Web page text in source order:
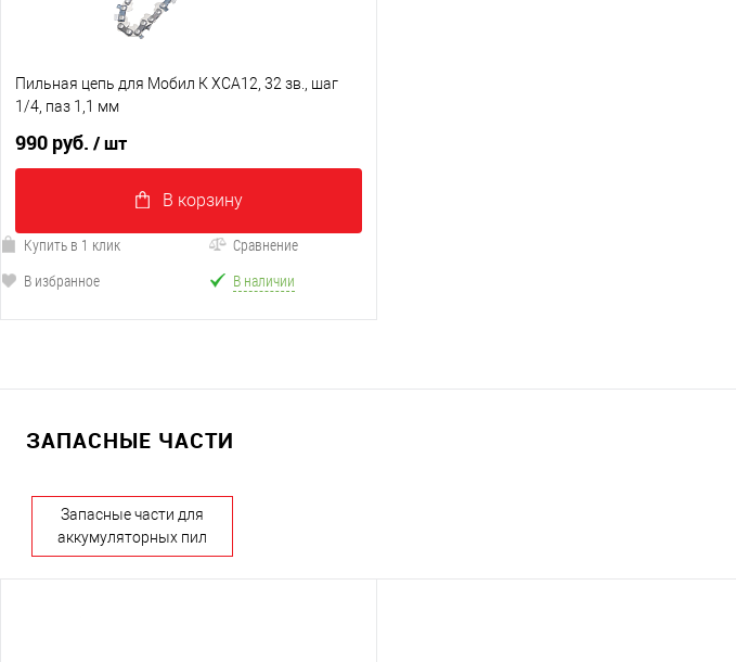
Пильная цепь для Мобил К XCA12, 32 зв., шаг
1/4, паз 1,1 мм
990 руб. / шт
В корзину
Купить в 1 клик
Сравнение
В избранное
В наличии
ЗАПАСНЫЕ ЧАСТИ
Запасные части для
аккумуляторных пил